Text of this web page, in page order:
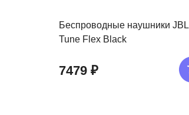
Беспроводные наушники JBL
Tune Flex Black
7479 ₽